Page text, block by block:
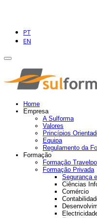
PT
EN
Home
Empresa
A Sulforma
Valores
Princípios
Equipa
Regulamento da
Formação
Formação
Formação Privada
Segurança
Ciências
Comércio